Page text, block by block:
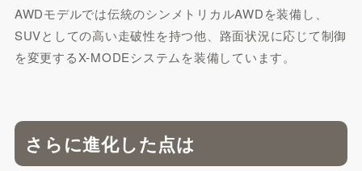
AWDモデルでは伝統のシンメトリカルAWDを装備し、
SUVとしての高い走破性を持つ他、路面状況に応じて制御
を変更するX-MODEシステムを装備しています。
さらに進化した点は